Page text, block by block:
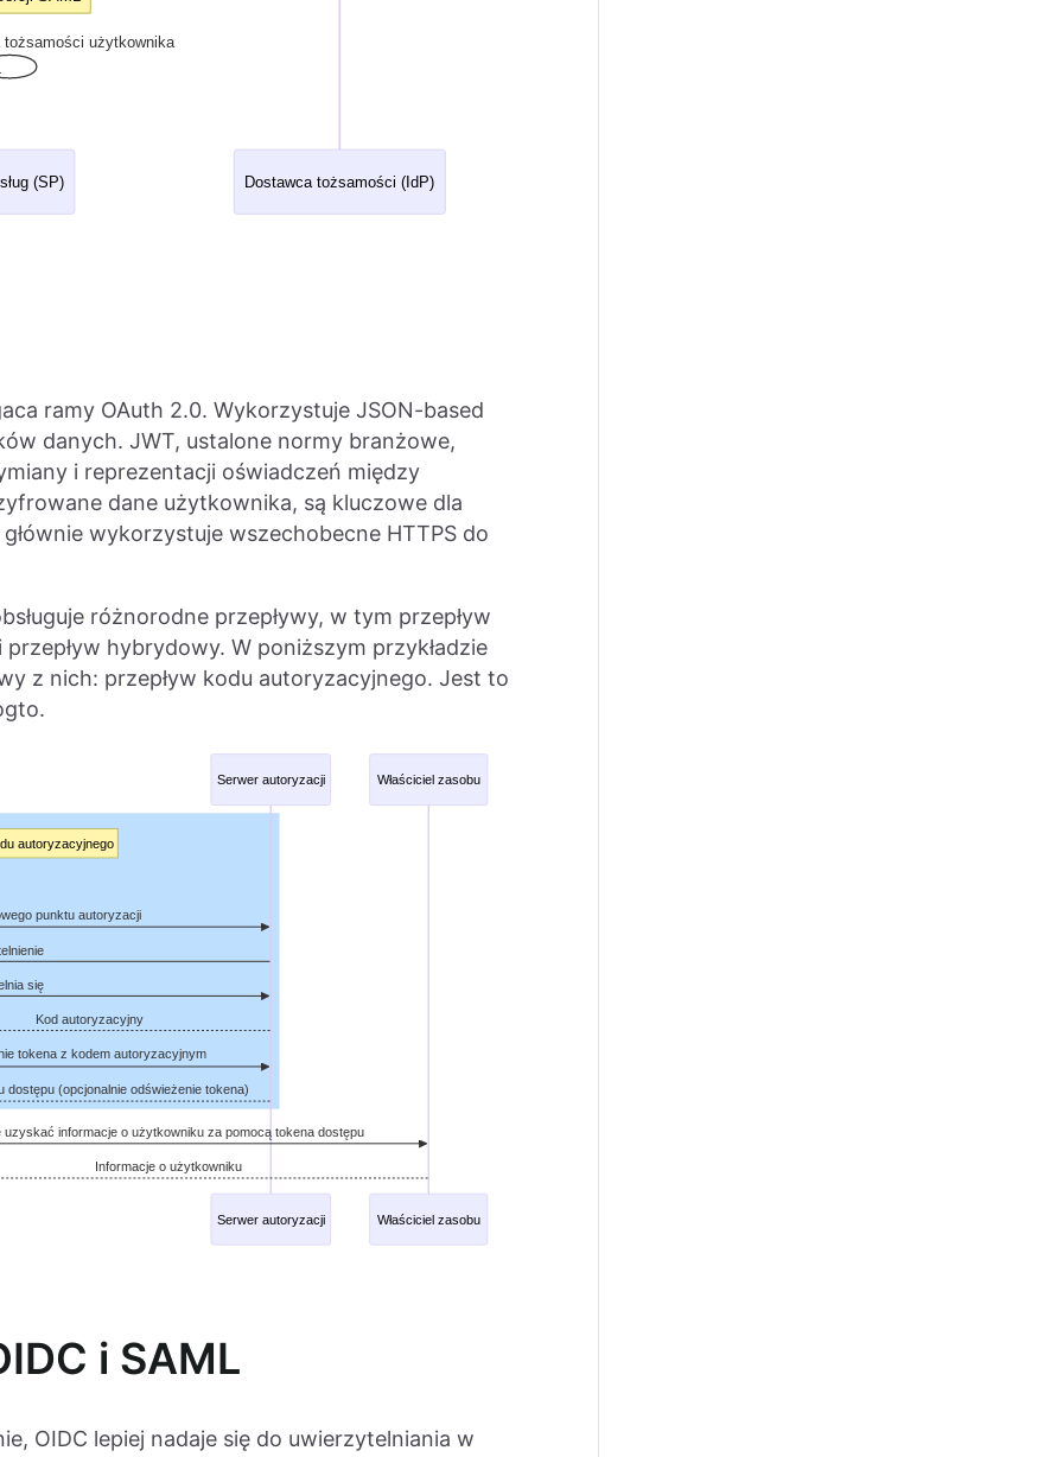
ramy OAuth 2.0. Wykorzystuje JSON-based
danych. JWT, ustalone normy branżowe,
i reprezentacji oświadczeń między
dane użytkownika, są kluczowe dla
wykorzystuje wszechobecne HTTPS do
różnorodne przepływy, w tym przepływ
hybrydowy. W poniższym przykładzie
z nich: przepływ kodu autoryzacyjnego. Jest to
i SAML
OIDC lepiej nadaje się do uwierzytelniania w